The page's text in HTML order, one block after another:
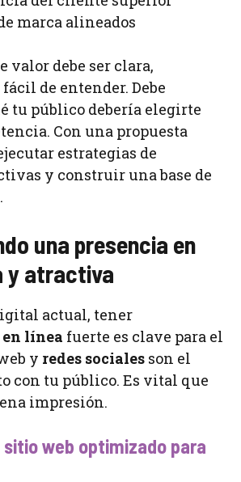
marca alineados
valor debe ser clara,
de entender. Debe
tu público debería elegirte
Con una propuesta
estrategias de
y construir una base de
una presencia en
y atractiva
actual, tener
línea fuerte es clave para el
y redes sociales son el
con tu público. Es vital que
impresión.
sitio web optimizado para